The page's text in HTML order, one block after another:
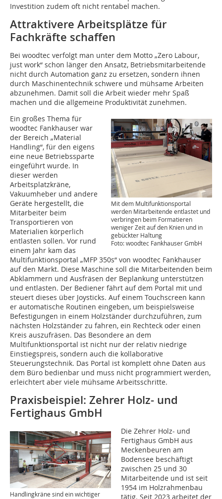
Investition zudem oft nicht rentabel machen.
Attraktivere Arbeitsplätze für
Fachkräfte schaffen
Bei woodtec verfolgt man unter dem Motto „Zero Labour,
just work“ schon länger den Ansatz, Betriebsmitarbeitende
nicht durch Automation ganz zu ersetzen, sondern ihnen
durch Maschinentechnik schwere und mühsame Arbeiten
abzunehmen. Damit soll die Arbeit wieder mehr Spaß
machen und die allgemeine Produktivität zunehmen.
Mit dem Multifunktionsportal
werden Mitarbeitende entlastet und
verbringen beim Formatieren
weniger Zeit auf den Knien und in
gebückter Haltung
Foto: woodtec Fankhauser GmbH
Ein großes Thema für
woodtec Fankhauser war
der Bereich „Material
Handling“, für den eigens
eine neue Betriebssparte
eingeführt wurde. In
dieser werden
Arbeitsplatzkräne,
Vakuumheber und andere
Geräte hergestellt, die
Mitarbeiter beim
Transportieren von
Materialien körperlich
entlasten sollen. Vor rund
einem Jahr kam das
Multifunktionsportal „MFP 350s“ von woodtec Fankhauser
auf den Markt. Diese Maschine soll die Mitarbeitenden beim
Abklammern und Ausfräsen der Beplankung unterstützen
und entlasten. Der Bediener fährt auf dem Portal mit und
steuert dieses über Joysticks. Auf einem Touchscreen kann
er automatische Routinen eingeben, um beispielsweise
Befestigungen in einem Holzständer durchzuführen, zum
nächsten Holzständer zu fahren, ein Rechteck oder einen
Kreis auszufräsen. Das Besondere an dem
Multifunktionsportal ist nicht nur der relativ niedrige
Einstiegspreis, sondern auch die kollaborative
Steuerungstechnik. Das Portal ist komplett ohne Daten aus
dem Büro bedienbar und muss nicht programmiert werden,
erleichtert aber viele mühsame Arbeitsschritte.
Praxisbeispiel: Zehrer Holz- und
Fertighaus GmbH
Handlingkräne sind ein wichtiger
Die Zehrer Holz- und
Fertighaus GmbH aus
Meckenbeuren am
Bodensee beschäftigt
zwischen 25 und 30
Mitarbeitende und ist seit
1954 im Holzrahmenbau
tätig. Seit 2023 arbeitet der